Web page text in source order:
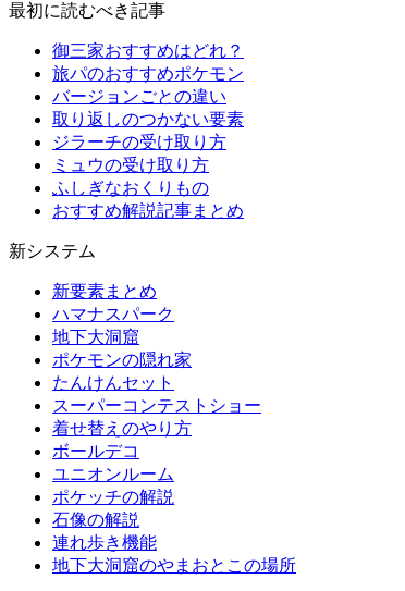
最初に読むべき記事
御三家おすすめはどれ？
旅パのおすすめポケモン
バージョンごとの違い
取り返しのつかない要素
ジラーチの受け取り方
ミュウの受け取り方
ふしぎなおくりもの
おすすめ解説記事まとめ
新システム
新要素まとめ
ハマナスパーク
地下大洞窟
ポケモンの隠れ家
たんけんセット
スーパーコンテストショー
着せ替えのやり方
ボールデコ
ユニオンルーム
ポケッチの解説
石像の解説
連れ歩き機能
地下大洞窟のやまおとこの場所